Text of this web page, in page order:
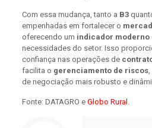
Com essa mudança, tanto a B3
empenhadas em fortalecer o
oferecendo um indicador moderno
necessidades do setor. Isso
confiança nas operações de
facilita o gerenciamento de riscos,
de negociação mais robusto e
Fonte: DATAGRO e Globo Rural